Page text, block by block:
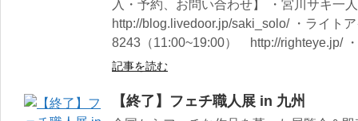
入・予約、お問い合わせ】 ・宮川サキ
http://blog.livedoor.jp/saki_solo/ ・ライト
8243（11:00~19:00） http://righteye.jp/
記事を読む
【終了】フェチ職人展 in 九州